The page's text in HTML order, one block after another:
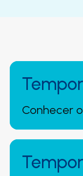
Conhecer